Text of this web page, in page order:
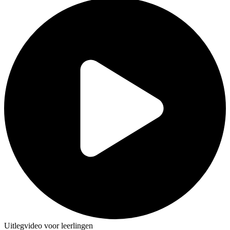
Uitlegvideo voor leerlingen